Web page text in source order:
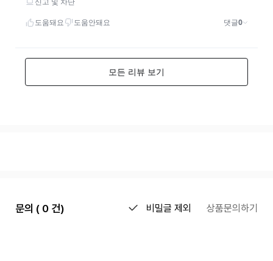
문의 ( 0 건) 비밀글 제외 상품문의하기